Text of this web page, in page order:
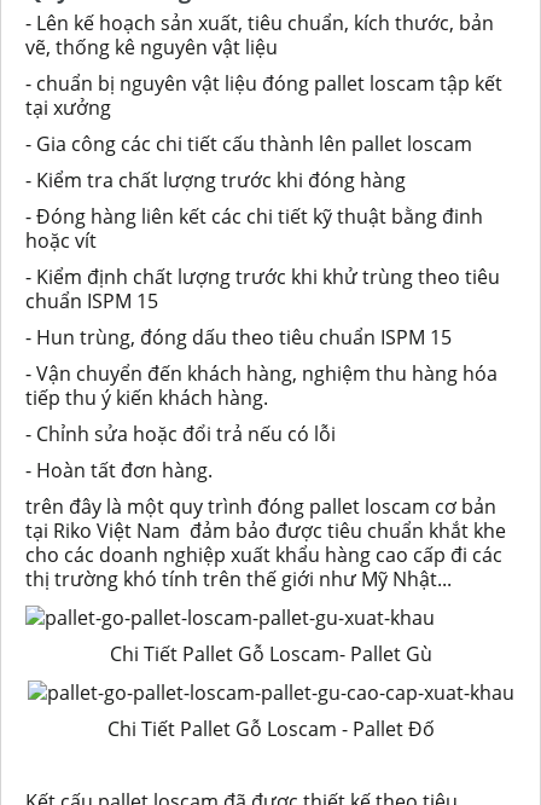
- Lên kế hoạch sản xuất, tiêu chuẩn, kích thước, bản
vẽ, thống kê nguyên vật liệu
- chuẩn bị nguyên vật liệu đóng pallet loscam tập kết
tại xưởng
- Gia công các chi tiết cấu thành lên pallet loscam
- Kiểm tra chất lượng trước khi đóng hàng
- Đóng hàng liên kết các chi tiết kỹ thuật bằng đinh
hoặc vít
- Kiểm định chất lượng trước khi khử trùng theo tiêu
chuẩn ISPM 15
- Hun trùng, đóng dấu theo tiêu chuẩn ISPM 15
- Vận chuyển đến khách hàng, nghiệm thu hàng hóa
tiếp thu ý kiến khách hàng.
- Chỉnh sửa hoặc đổi trả nếu có lỗi
- Hoàn tất đơn hàng.
trên đây là một quy trình đóng pallet loscam cơ bản
tại Riko Việt Nam đảm bảo được tiêu chuẩn khắt khe
cho các doanh nghiệp xuất khẩu hàng cao cấp đi các
thị trường khó tính trên thế giới như Mỹ Nhật...
Chi Tiết Pallet Gỗ Loscam- Pallet Gù
Chi Tiết Pallet Gỗ Loscam - Pallet Đố